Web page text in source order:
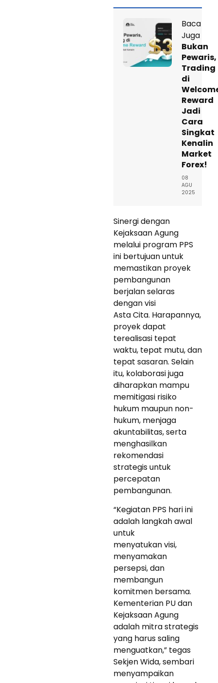
Baca
Juga
Bukan
Pewaris,
Trading
di
Reward
Jadi
Cara
Singkat
Kenalin
Market
Forex!
08
AGU
2025
Sinergi dengan
Kejaksaan Agung
melalui program PPS
ini bertujuan untuk
memastikan proyek
pembangunan
berjalan selaras
dengan visi
Asta Cita. Harapannya,
proyek dapat
terealisasi tepat
waktu, tepat mutu, dan
tepat sasaran. Selain
itu, kolaborasi juga
diharapkan mampu
memitigasi risiko
hukum maupun non-
hukum, menjaga
akuntabilitas, serta
menghasilkan
rekomendasi
strategis untuk
percepatan
pembangunan.
“Kegiatan PPS hari ini
adalah langkah awal
untuk
menyatukan visi,
menyamakan
persepsi, dan
membangun
komitmen bersama.
Kementerian PU dan
Kejaksaan Agung
adalah mitra strategis
yang harus saling
menguatkan,” tegas
Sekjen Wida, sembari
menyampaikan